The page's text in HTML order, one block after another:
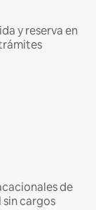
y reserva en
de
sin cargos